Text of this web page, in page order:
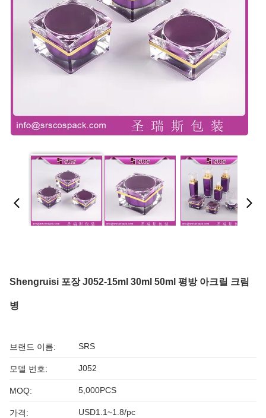
Shengruisi 포장 J052-15ml 30ml 50ml 평방 아크릴 크림
병
브랜드 이름: SRS
모델 번호: J052
MOQ: 5,000PCS
가격: USD1.1~1.8/pc